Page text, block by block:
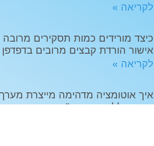
לקריאה »
אישור הורדת קבצים מרובים בדפדפן Chrome
לקריאה »
איך אוטומציה מדהימה מייצרת
מפואר ללא צורך בכ"א נוסף בסטאר